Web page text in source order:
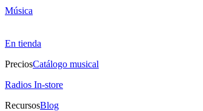
Música
En tienda
PreciosCatálogo musical
Radios In-store
RecursosBlog